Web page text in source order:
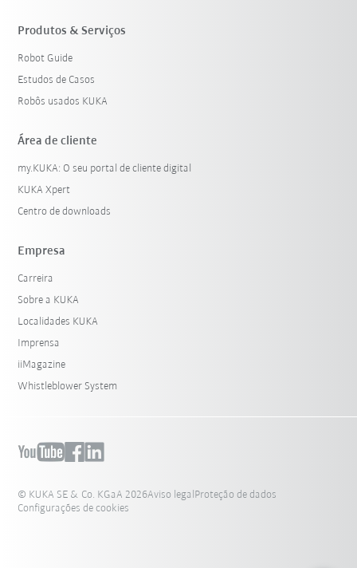
Resetar filtro
Produtos & Serviços
Robot Guide
Estudos de Casos
Robôs usados KUKA
Área de cliente
my.KUKA: O seu portal de cliente digital
KUKA Xpert
Centro de downloads
Empresa
Carreira
Sobre a KUKA
Localidades KUKA
Imprensa
iiMagazine
Whistleblower System
© KUKA SE & Co. KGaA 2026Aviso legalProteção de dados
Configurações de cookies